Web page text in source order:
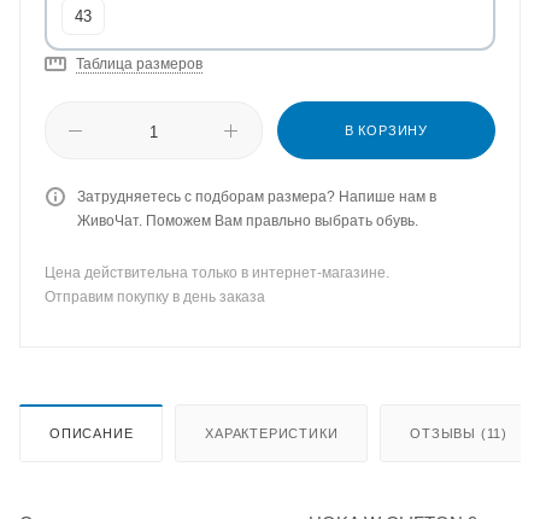
43
Таблица размеров
В КОРЗИНУ
Затрудняетесь с подборам размера? Напише нам в
ЖивоЧат. Поможем Вам правльно выбрать обувь.
Цена действительна только в интернет-магазине.
Отправим покупку в день заказа
ОПИСАНИЕ ХАРАКТЕРИСТИКИ ОТЗЫВЫ (11)